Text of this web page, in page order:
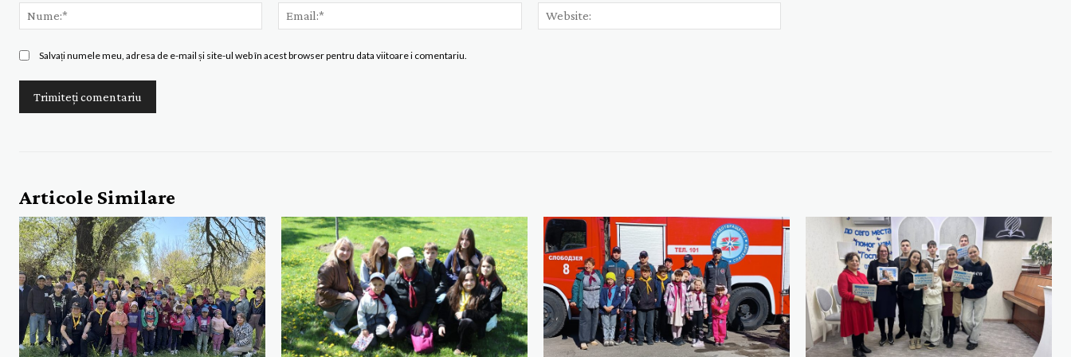
Nume:* Email:*
Salvați numele meu, adresa de e-mail și site-ul web în acest browser pentru data viitoare i comentariu.
Articole Similare